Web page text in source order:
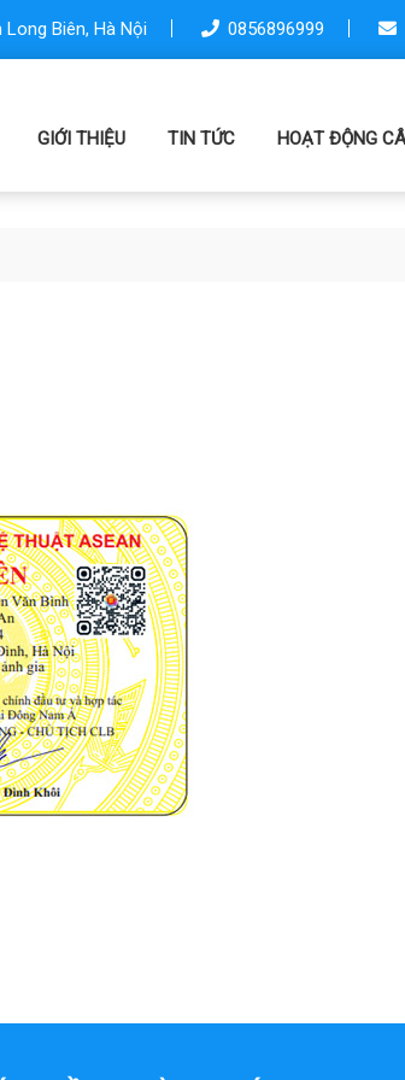
Biên, Hà Nội 0856896999
GIỚI THIỆU TIN TỨC HOẠT ĐỘNG